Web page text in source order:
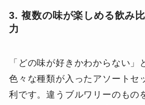
3. 複数の味が楽しめる飲み
力
「どの味が好きかわからない」
色々な種類が入ったアソートセ
利です。違うブルワリーのもの